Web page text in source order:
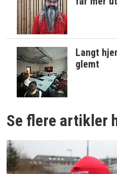
Langt
glemt
Se flere artikler